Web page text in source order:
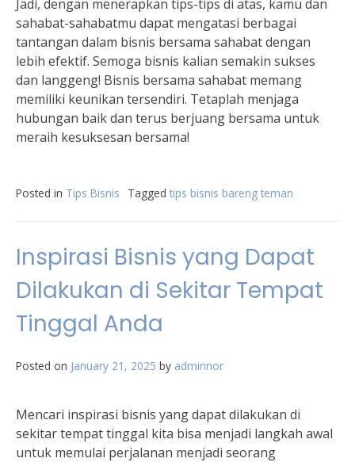
Jadi, dengan menerapkan tips-tips di atas, kamu dan
sahabat-sahabatmu dapat mengatasi berbagai
tantangan dalam bisnis bersama sahabat dengan
lebih efektif. Semoga bisnis kalian semakin sukses
dan langgeng! Bisnis bersama sahabat memang
memiliki keunikan tersendiri. Tetaplah menjaga
hubungan baik dan terus berjuang bersama untuk
meraih kesuksesan bersama!
Posted in Tips Bisnis Tagged tips bisnis bareng teman
Inspirasi Bisnis yang Dapat
Dilakukan di Sekitar Tempat
Tinggal Anda
Posted on January 21, 2025 by adminnor
Mencari inspirasi bisnis yang dapat dilakukan di
sekitar tempat tinggal kita bisa menjadi langkah awal
untuk memulai perjalanan menjadi seorang